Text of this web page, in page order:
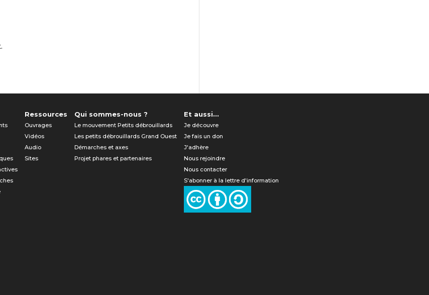
Ressources
Ouvrages
Vidéos
Audio
Sites
Qui sommes-nous ?
Le mouvement Petits débrouillards
Les petits débrouillards Grand Ouest
Démarches et axes
Projet phares et partenaires
Et aussi...
Je découvre
Je fais un don
J'adhère
Nous rejoindre
Nous contacter
S'abonner à la lettre d'information